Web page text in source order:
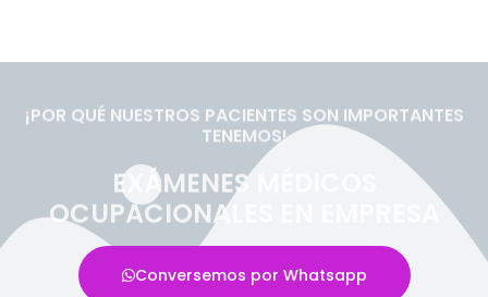
¡POR QUÉ NUESTROS PACIENTES SON IMPORTANTES
TENEMOS!
EXÁMENES MÉDICOS
OCUPACIONALES EN EMPRESA
Conversemos por Whatsapp